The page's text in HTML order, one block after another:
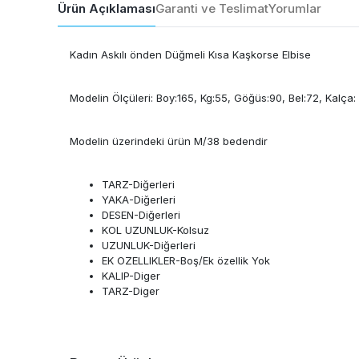
Ürün AçıklamasıGaranti ve TeslimatYorumlar
Kadın Askılı önden Düğmeli Kısa Kaşkorse Elbise
Modelin Ölçüleri: Boy:165, Kg:55, Göğüs:90, Bel:72, Kalça:
Modelin üzerindeki ürün M/38 bedendir
TARZ-Diğerleri
YAKA-Diğerleri
DESEN-Diğerleri
KOL UZUNLUK-Kolsuz
UZUNLUK-Diğerleri
EK OZELLIKLER-Boş/Ek özellik Yok
KALIP-Diger
TARZ-Diger